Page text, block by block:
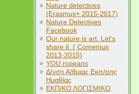
Nature detectives
(Erasmus+ 2015-2017)
Nature Detectives
Facebook
Our nature is art. Let's
share it. ( Comenius
2013-2015)
YOU ropeans
Δ/νση Α/θμιας Εκπ/σης
Ημαθίας
ΕΚΠ/ΚΟ ΛΟΓΙΣΜΙΚΟ